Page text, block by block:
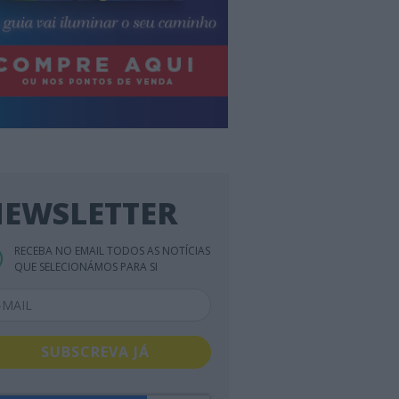
RECEBA NO EMAIL TODOS AS NOTÍCIAS
QUE SELECIONÁMOS PARA SI
SUBSCREVA JÁ